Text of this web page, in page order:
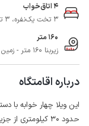
4 اتاق‌خواب
3 تخت یک‌نفره، 3 تخت دونفره و 8 دست رختخواب
160 متر
زیربنا 160 متر - زمین و محوطه 300 متر
درباره اقامتگاه
این ویلا چهار خوابه با
حدود 30 کیلومتری از جزیره زیبای قشم واقع شده است.